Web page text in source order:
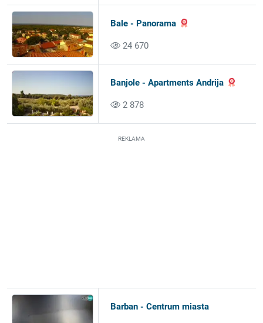
Bale - Panorama
24 670
Banjole - Apartments Andrija
2 878
REKLAMA
Barban - Centrum miasta